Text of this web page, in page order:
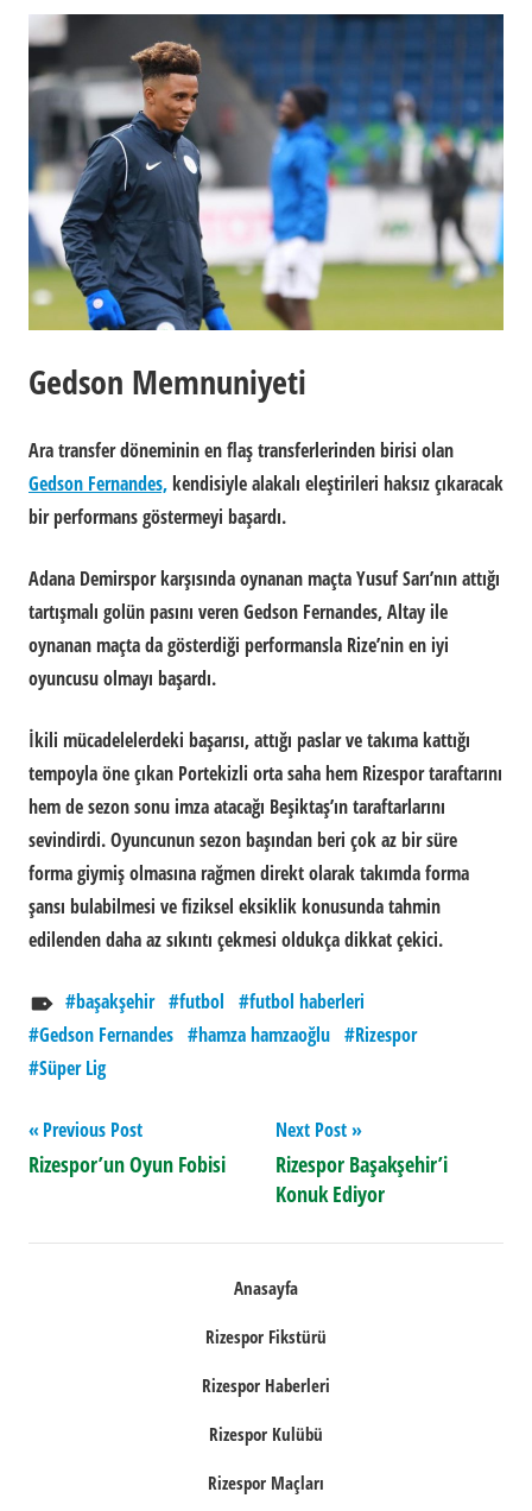
Gedson Memnuniyeti
Ara transfer döneminin en flaş transferlerinden birisi olan
Gedson Fernandes, kendisiyle alakalı eleştirileri haksız çıkaracak
bir performans göstermeyi başardı.
Adana Demirspor karşısında oynanan maçta Yusuf Sarı’nın attığı
tartışmalı golün pasını veren Gedson Fernandes, Altay ile
oynanan maçta da gösterdiği performansla Rize’nin en iyi
oyuncusu olmayı başardı.
İkili mücadelelerdeki başarısı, attığı paslar ve takıma kattığı
tempoyla öne çıkan Portekizli orta saha hem Rizespor taraftarını
hem de sezon sonu imza atacağı Beşiktaş’ın taraftarlarını
sevindirdi. Oyuncunun sezon başından beri çok az bir süre
forma giymiş olmasına rağmen direkt olarak takımda forma
şansı bulabilmesi ve fiziksel eksiklik konusunda tahmin
edilenden daha az sıkıntı çekmesi oldukça dikkat çekici.
başakşehir futbol
futbol haberleri
Gedson Fernandes
hamza hamzaoğlu
Rizespor
Süper Lig
Yazı
gezinmesi
Previous Post
Rizespor’un Oyun Fobisi
Next Post
Rizespor Başakşehir’i
Konuk Ediyor
Anasayfa
Rizespor Fikstürü
Rizespor Haberleri
Rizespor Kulübü
Rizespor Maçları